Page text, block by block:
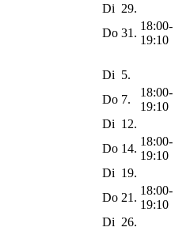
Di 29.
Do 31.
18:00-
19:10
Di 5.
Do 7.
18:00-
19:10
Di 12.
Do 14.
18:00-
19:10
Di 19.
Do 21.
18:00-
19:10
Di 26.